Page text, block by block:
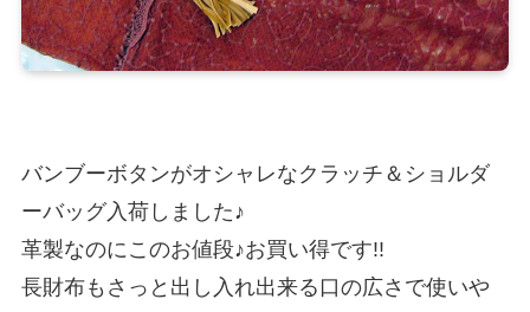
バンブーボタンがオシャレなクラッチ＆ショルダ
ーバッグ入荷しました♪
革製なのにこのお値段♪お買い得です!!
長財布もさっと出し入れ出来る口の広さで使いや